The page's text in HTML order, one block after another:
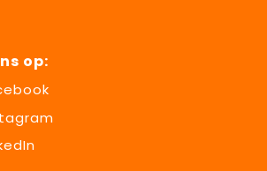
op: